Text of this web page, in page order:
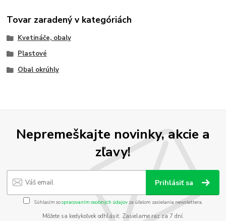
Tovar zaradený v kategóriách
Kvetináče, obaly
Plastové
Obal okrúhly
Nepremeškajte novinky, akcie a
zľavy!
Prihlásiť sa
Súhlasím sospracovaním osobných údajov za účelom zasielania newslettera.
Môžete sa kedykoľvek odhlásiť. Zasielame raz za 7 dní.